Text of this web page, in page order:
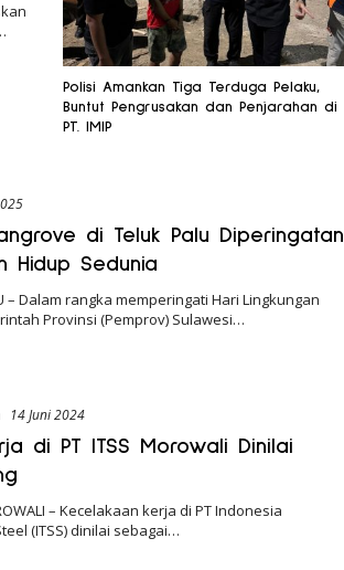
Polisi Amankan Tiga Terduga Pelaku,
Buntut Pengrusakan dan Penjarahan di
PT. IMIP
di Teluk Palu Diperingatan
Hidup Sedunia
– Dalam rangka memperingati Hari Lingkungan
Provinsi (Pemprov) Sulawesi…
14 Juni 2024
di PT ITSS Morowali Dinilai
– Kecelakaan kerja di PT Indonesia
(ITSS) dinilai sebagai…